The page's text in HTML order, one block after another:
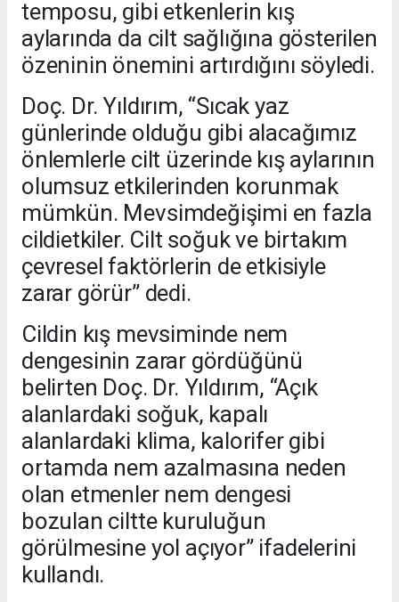
temposu, gibi etkenlerin kış
aylarında da cilt sağlığına gösterilen
özeninin önemini artırdığını söyledi.
Doç. Dr. Yıldırım, “Sıcak yaz
günlerinde olduğu gibi alacağımız
önlemlerle cilt üzerinde kış aylarının
olumsuz etkilerinden korunmak
mümkün. Mevsimdeğişimi en fazla
cildietkiler. Cilt soğuk ve birtakım
çevresel faktörlerin de etkisiyle
zarar görür” dedi.
Cildin kış mevsiminde nem
dengesinin zarar gördüğünü
belirten Doç. Dr. Yıldırım, “Açık
alanlardaki soğuk, kapalı
alanlardaki klima, kalorifer gibi
ortamda nem azalmasına neden
olan etmenler nem dengesi
bozulan ciltte kuruluğun
görülmesine yol açıyor” ifadelerini
kullandı.